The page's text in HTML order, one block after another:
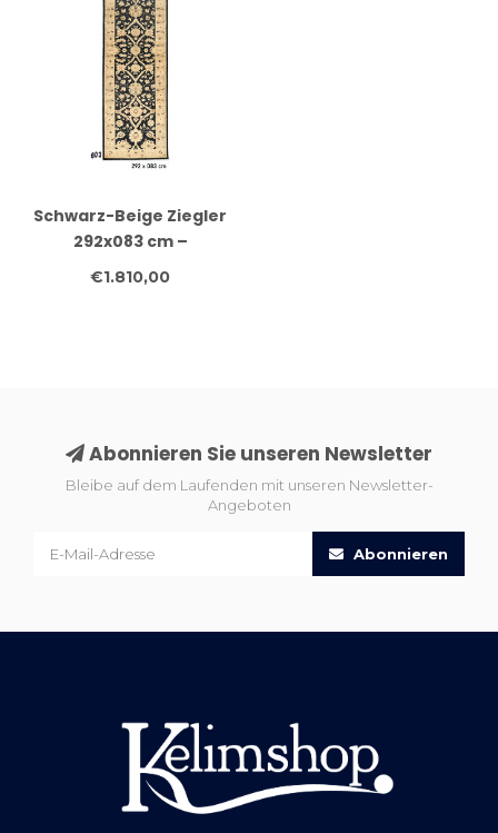
Schwarz-Beige Ziegler
292x083 cm –
Handgeknüpfter Woll-
€1.810,00
Abonnieren Sie unseren Newsletter
Bleibe auf dem Laufenden mit unseren Newsletter-
Angeboten
Abonnieren